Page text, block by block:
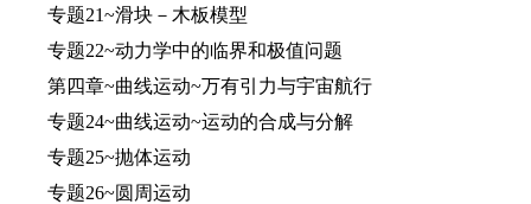
专题21~滑块－木板模型
专题22~动力学中的临界和极值问题
第四章~曲线运动~万有引力与宇宙航行
专题24~曲线运动~运动的合成与分解
专题25~抛体运动
专题26~圆周运动